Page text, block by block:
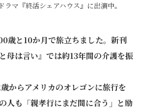
ラマ『終活シェアハウス』に出演中。
歳と10か月で旅立ちました。新刊
母は言い』では約13年間の介護を振
からアメリカのオレゴンに旅行を
人も「親孝行にまだ間に合う」と励